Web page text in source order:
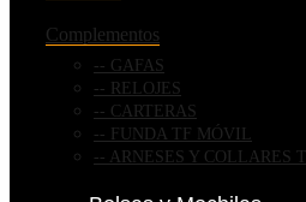
Complementos
GAFAS
RELOJES
CARTERAS
FUNDA TF MÓVIL
ARNESES Y COLLARES